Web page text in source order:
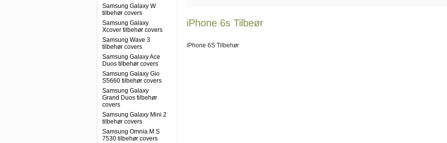
Samsung Galaxy W
tilbehør covers
Samsung Galaxy
Xcover tilbehør covers
Samsung Wave 3
tilbehør covers
Samsung Galaxy Ace
Duos tilbehør covers
Samsung Galaxy Gio
S5660 tilbehør covers
Samsung Galaxy
Grand Duos tilbehør
covers
Samsung Galaxy Mini 2
tilbehør covers
Samsung Omnia M S
7530 tilbehør covers
iPhone 6s Tilbeør
iPhone 6S Tilbehør